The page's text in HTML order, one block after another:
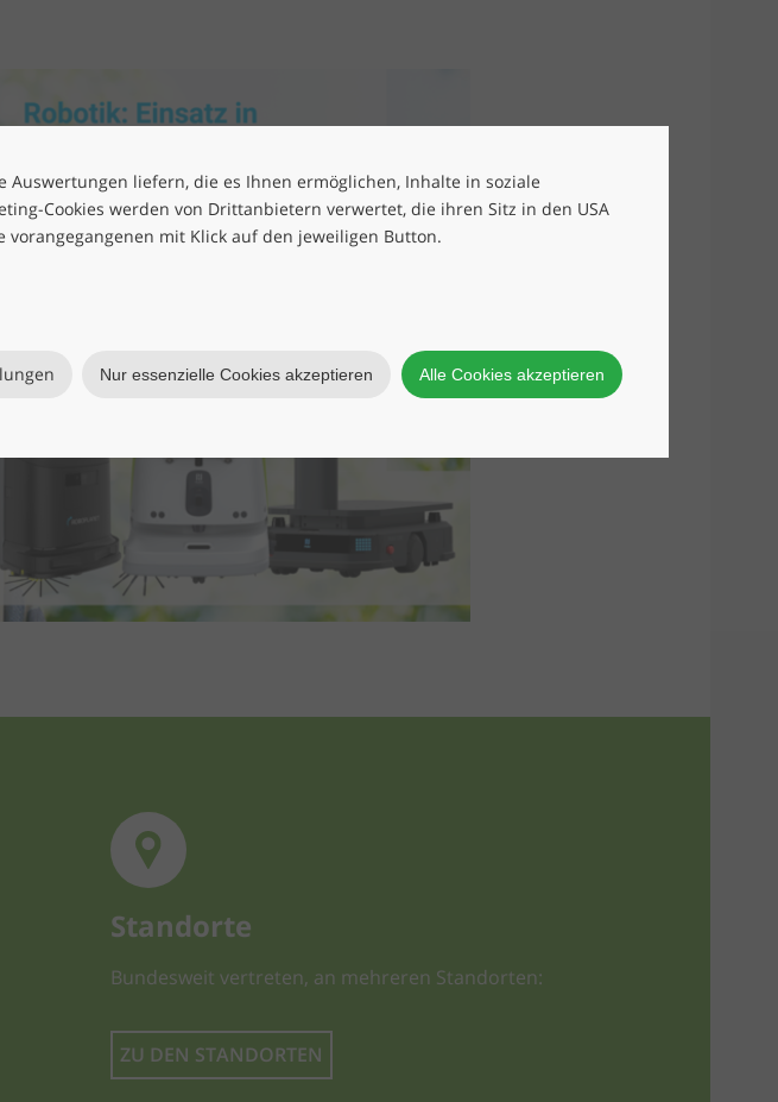
liefern, die es Ihnen ermöglichen, Inhalte in soziale
Cookies werden von Drittanbietern verwertet, die ihren Sitz in den USA
mit Klick auf den jeweiligen Button.
Nur essenzielle Cookies akzeptieren Alle Cookies akzeptieren
Standorte
Bundesweit vertreten, an mehreren Standorten:
ZU DEN STANDORTEN